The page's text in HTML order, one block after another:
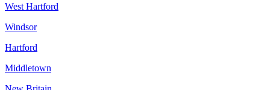
West Hartford
Windsor
Hartford
Middletown